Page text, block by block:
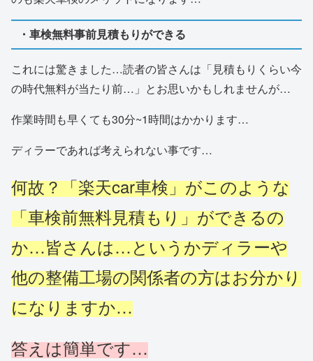
・車検無料事前見積もりができる
これには驚きました…読者の皆さんは「見積もりくらい今
の時代無料が当たり前…」とお思いかもしれませんが…
作業時間も早くても30分~1時間はかかります…
ディラーであれば考えられない事です…
何故？「楽天car車検」がこのような
「車検前無料見積もり」ができるの
か…皆さんは…というかディラーや
他の整備工場の関係者の方はお分かり
になりますか…
答えは簡単です…